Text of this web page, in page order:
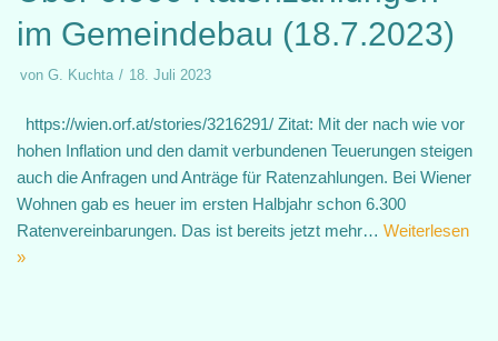
im Gemeindebau (18.7.2023)
von G. Kuchta 18. Juli 2023
https://wien.orf.at/stories/3216291/ Zitat: Mit der nach wie vor
hohen Inflation und den damit verbundenen Teuerungen steigen
auch die Anfragen und Anträge für Ratenzahlungen. Bei Wiener
Wohnen gab es heuer im ersten Halbjahr schon 6.300
Ratenvereinbarungen. Das ist bereits jetzt mehr… Weiterlesen
»